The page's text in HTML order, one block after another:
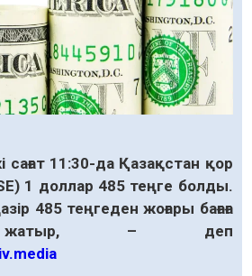
11:30-да Қазақстан қор
1 доллар 485 теңге болды.
485 теңгеден жоғары бағаға
жатыр, – деп